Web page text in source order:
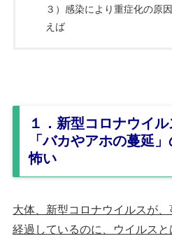
３）感染により重症化の原
えば
１．新型コロナウイル
「バカやアホの蔓延
怖い
大体、新型コロナウイルスが
経過しているのに、ウイルス